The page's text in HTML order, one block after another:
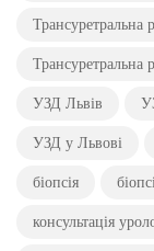
Трансуретральна
Трансуретральна
УЗД Львів
УЗД у Львові
біопсія
консультація